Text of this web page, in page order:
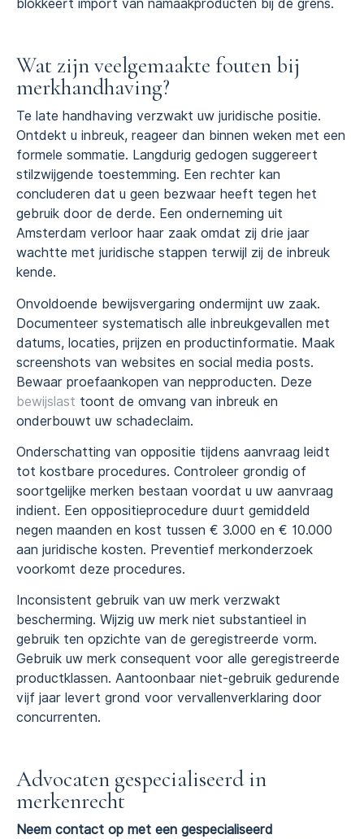
blokkeert import van namaakproducten bij de grens.
Wat zijn veelgemaakte fouten bij
merkhandhaving?
Te late handhaving verzwakt uw juridische positie.
Ontdekt u inbreuk, reageer dan binnen weken met een
formele sommatie. Langdurig gedogen suggereert
stilzwijgende toestemming. Een rechter kan
concluderen dat u geen bezwaar heeft tegen het
gebruik door de derde. Een onderneming uit
Amsterdam verloor haar zaak omdat zij drie jaar
wachtte met juridische stappen terwijl zij de inbreuk
kende.
Onvoldoende bewijsvergaring ondermijnt uw zaak.
Documenteer systematisch alle inbreukgevallen met
datums, locaties, prijzen en productinformatie. Maak
screenshots van websites en social media posts.
Bewaar proefaankopen van nepproducten. Deze
bewijslast toont de omvang van inbreuk en
onderbouwt uw schadeclaim.
Onderschatting van oppositie tijdens aanvraag leidt
tot kostbare procedures. Controleer grondig of
soortgelijke merken bestaan voordat u uw aanvraag
indient. Een oppositieprocedure duurt gemiddeld
negen maanden en kost tussen € 3.000 en € 10.000
aan juridische kosten. Preventief merkonderzoek
voorkomt deze procedures.
Inconsistent gebruik van uw merk verzwakt
bescherming. Wijzig uw merk niet substantieel in
gebruik ten opzichte van de geregistreerde vorm.
Gebruik uw merk consequent voor alle geregistreerde
productklassen. Aantoonbaar niet-gebruik gedurende
vijf jaar levert grond voor vervallenverklaring door
concurrenten.
Advocaten gespecialiseerd in
merkenrecht
Neem contact op met een gespecialiseerd